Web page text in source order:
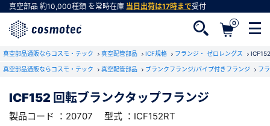
真空部品 約10,000種類 を常時在庫 当日出荷は17時まで受付
0
真空部品通販ならコスモ・テック 真空配管部品 ICF規格 フランジ・ ゼロレングス
真空部品通販ならコスモ・テック 真空配管部品 ブランクフランジ/パイプ付きフランジ フ
ICF152 回転ブランクタップフランジ
製品コード ：20707 型式 ：ICF152RT
RoHS2適合報告書のダウンロード
下記製品のRoHS2適合報告書のダウンロードをします。
ICF152 回転ブランクタップフランジ
型式 ：ICF152RT 製品コード ：20707
会員登録がお済みでない方
会員登録をすれば、便利な機能がご利用いただけ